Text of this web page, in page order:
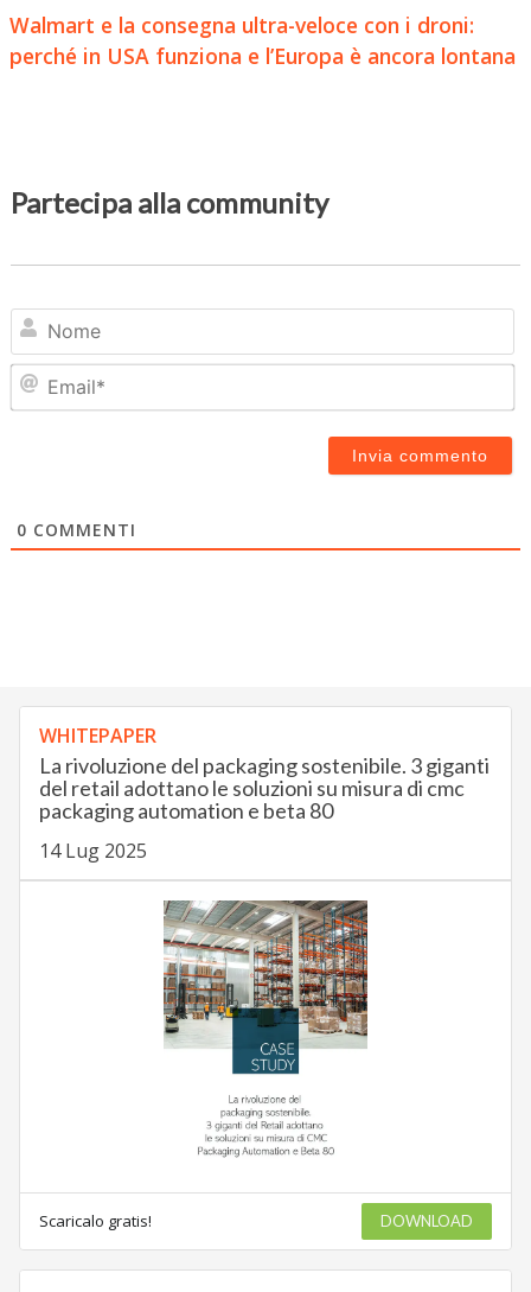
Walmart e la consegna ultra-veloce con i droni:
perché in USA funziona e l’Europa è ancora lontana
Partecipa alla community
0 COMMENTI
WHITEPAPER
La rivoluzione del packaging sostenibile. 3 giganti
del retail adottano le soluzioni su misura di cmc
packaging automation e beta 80
14 Lug 2025
Scaricalo gratis! DOWNLOAD